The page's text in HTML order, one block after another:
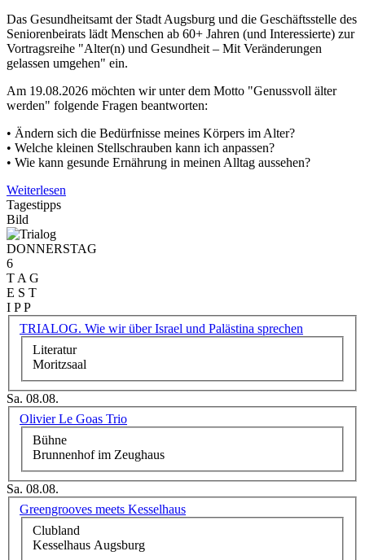
Das Gesundheitsamt der Stadt Augsburg und die Geschäftsstelle des
Seniorenbeirats lädt Menschen ab 60+ Jahren (und Interessierte) zur
Vortragsreihe "Alter(n) und Gesundheit – Mit Veränderungen
gelassen umgehen" ein.
Am 19.08.2026 möchten wir unter dem Motto "Genussvoll älter
werden" folgende Fragen beantworten:
• Ändern sich die Bedürfnisse meines Körpers im Alter?
• Welche kleinen Stellschrauben kann ich anpassen?
• Wie kann gesunde Ernährung in meinen Alltag aussehen?
Weiterlesen
Tagestipps
Bild
DONNERSTAG
6
T A G
E S T
I P P
TRIALOG. Wie wir über Israel und Palästina sprechen
Literatur
Moritzsaal
Sa. 08.08.
Olivier Le Goas Trio
Bühne
Brunnenhof im Zeughaus
Sa. 08.08.
Greengrooves meets Kesselhaus
Clubland
Kesselhaus Augsburg